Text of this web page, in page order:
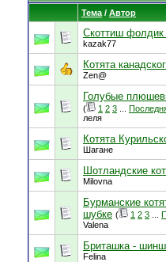
Тема / Автор
Скоттиш фолдик
kazak77
Котята
Zen@
Голубые
( 1 2 3
леля
Котята
Шагане
Шотландские
Milovna
Бурманские
шубке ( 1 2 3
Valena
Бриташка -
Felina